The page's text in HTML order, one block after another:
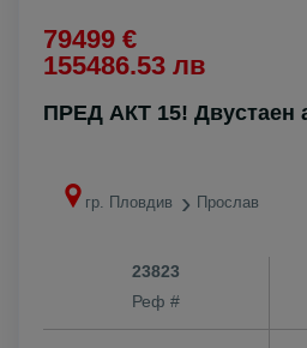
79499 €
155486.53 лв
ПРЕД АКТ 15! Двустаен
гр. Пловдив Прослав
23823
Реф #